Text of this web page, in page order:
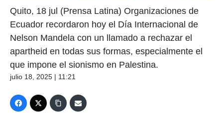
Quito, 18 jul (Prensa Latina) Organizaciones de
Ecuador recordaron hoy el Día Internacional de
Nelson Mandela con un llamado a rechazar el
apartheid en todas sus formas, especialmente el
que impone el sionismo en Palestina.
julio 18, 2025 | 11:21